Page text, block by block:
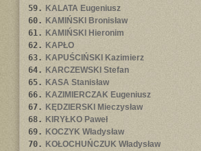
59. KALATA Eugeniusz
60. KAMIŃSKI Bronisław
61. KAMIŃSKI Hieronim
62. KAPŁO
63. KAPUŚCIŃSKI Kazimierz
64. KARCZEWSKI Stefan
65. KASA Stanisław
66. KAZIMIERCZAK Eugeniusz
67. KĘDZIERSKI Mieczysław
68. KIRYŁKO Paweł
69. KOCZYK Władysław
70. KOŁOCHUŃCZUK Władysław